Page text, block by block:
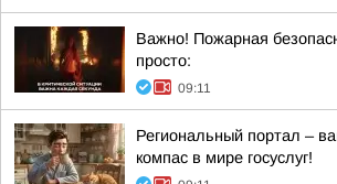
Важно! Пожарная
просто:
09:11
Региональный портал –
компас в мире госуслуг!